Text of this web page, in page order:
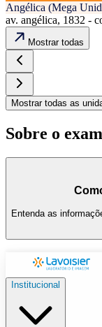
Angélica (Mega
av. angélica, 1832 -
Mostrar todas
Mostrar todas as
Sobre o
Entenda as
Institucional